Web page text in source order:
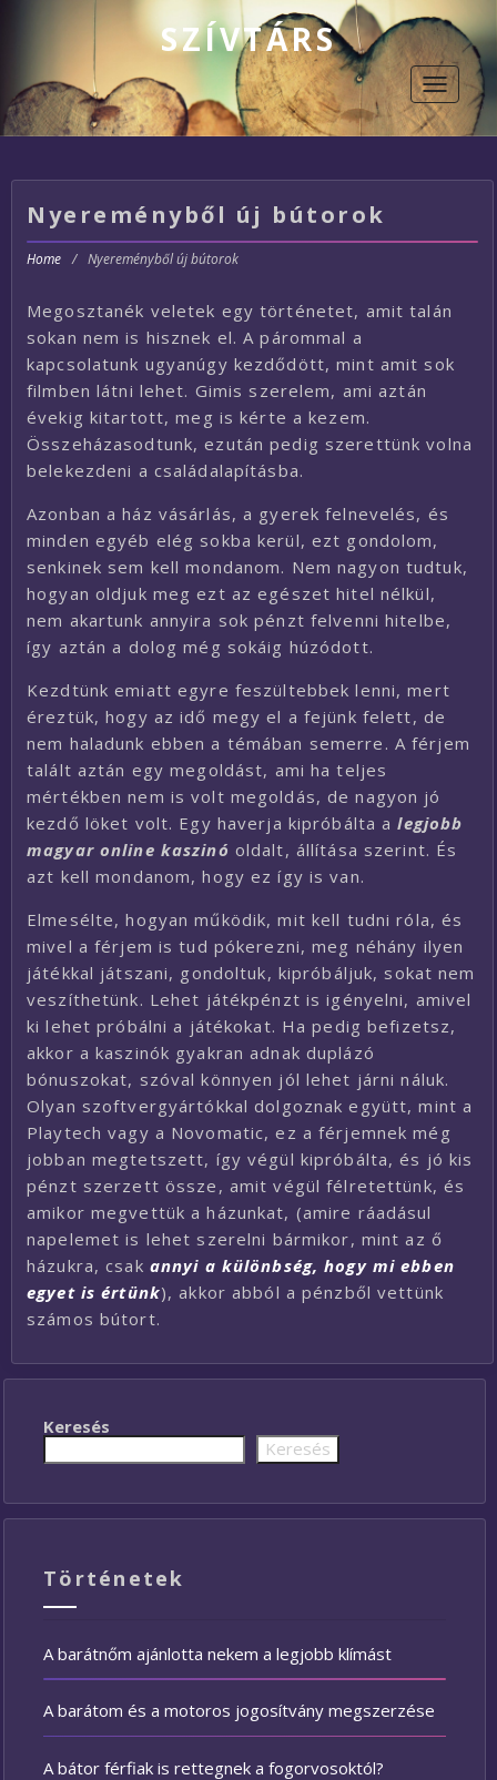
SZÍVTÁRS
Toggle
Nyereményből új bútorok
Home / Nyereményből új bútorok
Megosztanék veletek egy történetet, amit talán
sokan nem is hisznek el. A párommal a
kapcsolatunk ugyanúgy kezdődött, mint amit sok
filmben látni lehet. Gimis szerelem, ami aztán
évekig kitartott, meg is kérte a kezem.
Összeházasodtunk, ezután pedig szerettünk volna
belekezdeni a családalapításba.
Azonban a ház vásárlás, a gyerek felnevelés, és
minden egyéb elég sokba kerül, ezt gondolom,
senkinek sem kell mondanom. Nem nagyon tudtuk,
hogyan oldjuk meg ezt az egészet hitel nélkül,
nem akartunk annyira sok pénzt felvenni hitelbe,
így aztán a dolog még sokáig húzódott.
Kezdtünk emiatt egyre feszültebbek lenni, mert
éreztük, hogy az idő megy el a fejünk felett, de
nem haladunk ebben a témában semerre. A férjem
talált aztán egy megoldást, ami ha teljes
mértékben nem is volt megoldás, de nagyon jó
kezdő löket volt. Egy haverja kipróbálta alegjobb
magyar online kaszinó oldalt, állítása szerint. És
azt kell mondanom, hogy ez így is van.
Elmesélte, hogyan működik, mit kell tudni róla, és
mivel a férjem is tud pókerezni, meg néhány ilyen
játékkal játszani, gondoltuk, kipróbáljuk, sokat nem
veszíthetünk. Lehet játékpénzt is igényelni, amivel
ki lehet próbálni a játékokat. Ha pedig befizetsz,
akkor a kaszinók gyakran adnak duplázó
bónuszokat, szóval könnyen jól lehet járni náluk.
Olyan szoftvergyártókkal dolgoznak együtt, mint a
Playtech vagy a Novomatic, ez a férjemnek még
jobban megtetszett, így végül kipróbálta, és jó kis
pénzt szerzett össze, amit végül félretettünk, és
amikor megvettük a házunkat, (amire ráadásul
napelemet is lehet szerelni bármikor, mint az ő
házukra, csak annyi a különbség, hogy mi ebben
egyet is értünk), akkor abból a pénzből vettünk
számos bútort.
Keresés
Keresés
Történetek
A barátnőm ajánlotta nekem a legjobb klímást
A barátom és a motoros jogosítvány megszerzése
A bátor férfiak is rettegnek a fogorvosoktól?